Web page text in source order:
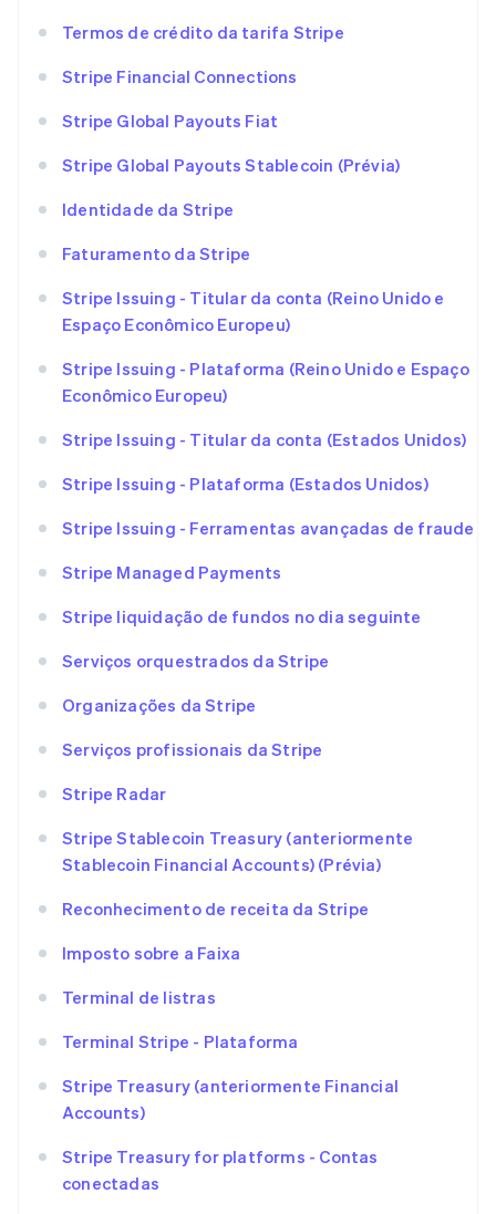
Termos de crédito da tarifa Stripe
Stripe Financial Connections
Stripe Global Payouts Fiat
Stripe Global Payouts Stablecoin (Prévia)
Identidade da Stripe
Faturamento da Stripe
Stripe Issuing - Titular da conta (Reino Unido e
Espaço Econômico Europeu)
Stripe Issuing - Plataforma (Reino Unido e Espaço
Econômico Europeu)
Stripe Issuing - Titular da conta (Estados Unidos)
Stripe Issuing - Plataforma (Estados Unidos)
Stripe Issuing - Ferramentas avançadas de fraude
Stripe Managed Payments
Stripe liquidação de fundos no dia seguinte
Serviços orquestrados da Stripe
Organizações da Stripe
Serviços profissionais da Stripe
Stripe Radar
Stripe Stablecoin Treasury (anteriormente
Stablecoin Financial Accounts) (Prévia)
Reconhecimento de receita da Stripe
Imposto sobre a Faixa
Terminal de listras
Terminal Stripe - Plataforma
Stripe Treasury (anteriormente Financial
Accounts)
Stripe Treasury for platforms - Contas
conectadas